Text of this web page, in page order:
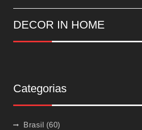
DECOR IN HOME
Categorias
Brasil (60)